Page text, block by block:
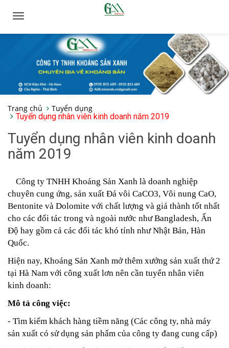
Toggle
Trang chủ
Tuyển dụng
Tuyển dụng nhân viên kinh doanh năm 2019
Tuyển dụng nhân viên kinh doanh
năm 2019
Công ty TNHH Khoáng Sản Xanh là doanh nghiệp
chuyên cung ứng, sản xuất Đá vôi CaCO3, Vôi nung CaO,
Bentonite và Dolomite với chất lượng và giá thành tốt nhất
cho các đối tác trong và ngoài nước như Bangladesh, Ấn
Độ hay gồm cả các đối tác khó tính như Nhật Bản, Hàn
Quốc.
Hiện nay, Khoáng Sản Xanh mở thêm xưởng sản xuất thứ 2
tại Hà Nam với công xuất lơn nên cần tuyển nhân viên
kinh doanh:
Mô tả công việc:
- Tìm kiếm khách hàng tiềm năng (Các công ty, nhà máy
sản xuất có sử dụng sản phẩm của công ty đang cung cấp)